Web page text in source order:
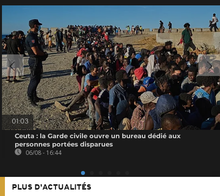
01:03
Ceuta : la Garde civile ouvre un bureau dédié aux
personnes portées disparues
06/08 - 16:44
PLUS D'ACTUALITÉS